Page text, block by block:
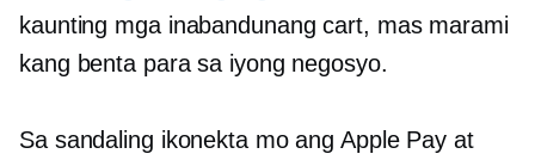
kaunting mga inabandunang cart, mas marami
kang benta para sa iyong negosyo.
Sa sandaling ikonekta mo ang Apple Pay at